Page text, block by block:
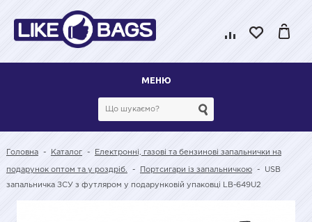
МЕНЮ
Головна - Каталог - Електронні, газові та бензинові запальнички на
подарунок оптом та у роздріб. - Портсигари із запальничкою - USB
запальничка ЗСУ з футляром у подарунковій упаковці LB-649U2